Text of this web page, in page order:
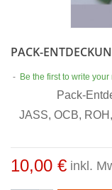
PACK-
- Be the first to write your
Pack-
JASS, OCB,
10,00 € inkl.